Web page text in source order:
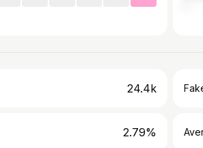
24.4k
2.79%